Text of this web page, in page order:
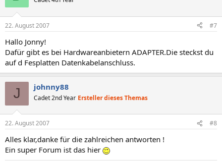
22. August 2007 #7
Hallo Jonny!
Dafür gibt es bei Hardwareanbietern ADAPTER.Die steckst du
auf d Fesplatten Datenkabelanschluss.
J johnny88
Cadet 2nd Year Ersteller dieses Themas
22. August 2007 #8
Alles klar,danke für die zahlreichen antworten !
Ein super Forum ist das hier